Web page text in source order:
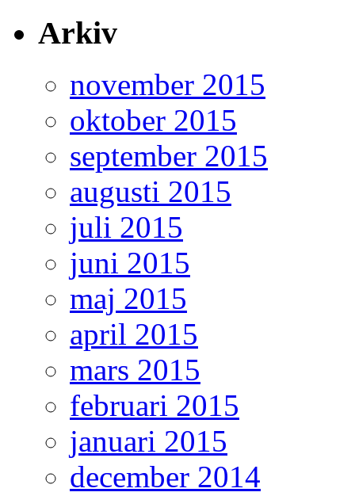
Arkiv
november 2015
oktober 2015
september 2015
augusti 2015
juli 2015
juni 2015
maj 2015
april 2015
mars 2015
februari 2015
januari 2015
december 2014